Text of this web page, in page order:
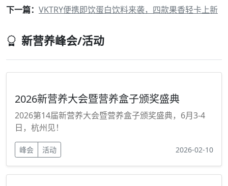
下一篇： VKTRY便携即饮蛋白饮料来袭，四款果香轻卡上新
新营养峰会/活动
2026新营养大会暨营养盒子颁奖盛典
2026第14届新营养大会暨营养盒子颁奖盛典，6月3-4
日，杭州见！
峰会 活动 2026-02-10